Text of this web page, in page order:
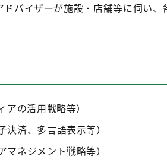
バイザーが施設・店舗等に伺い
の活用戦略等）
済、多言語表示等）
ネジメント戦略等）